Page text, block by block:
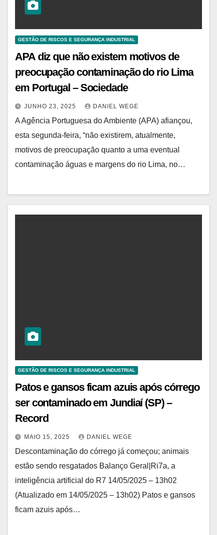
GESTÃO DE RISCOS E SEGURANÇA INDUSTRIAL
APA diz que não existem motivos de
preocupação contaminação do rio Lima
em Portugal – Sociedade
JUNHO 23, 2025 DANIEL WEGE
A Agência Portuguesa do Ambiente (APA) afiançou,
esta segunda-feira, “não existirem, atualmente,
motivos de preocupação quanto a uma eventual
contaminação águas e margens do rio Lima, no…
GESTÃO DE RISCOS E SEGURANÇA INDUSTRIAL
Patos e gansos ficam azuis após córrego
ser contaminado em Jundiaí (SP) –
Record
MAIO 15, 2025 DANIEL WEGE
Descontaminação do córrego já começou; animais
estão sendo resgatados Balanço Geral|Ri7a, a
inteligência artificial do R7 14/05/2025 – 13h02
(Atualizado em 14/05/2025 – 13h02) Patos e gansos
ficam azuis após…